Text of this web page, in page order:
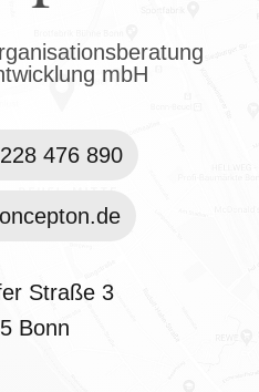
mbH
476 890
Straße 3
Bonn